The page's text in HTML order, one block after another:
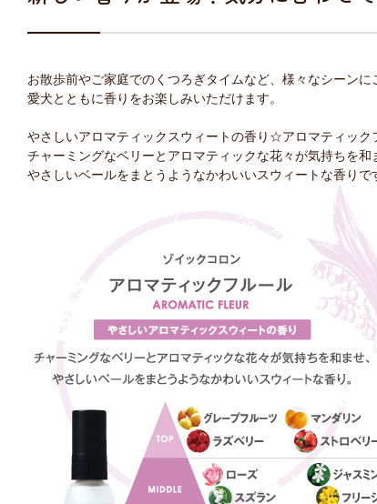
お散歩前やご家庭でのくつろぎタイムなど、様々なシーンに
愛犬とともに香りをお楽しみいただけます。
やさしいアロマティックスウィートの香り☆アロマティック
チャーミングなベリーとアロマティックな花々が気持ちを和
やさしいベールをまとうようなかわいいスウィートな香りで